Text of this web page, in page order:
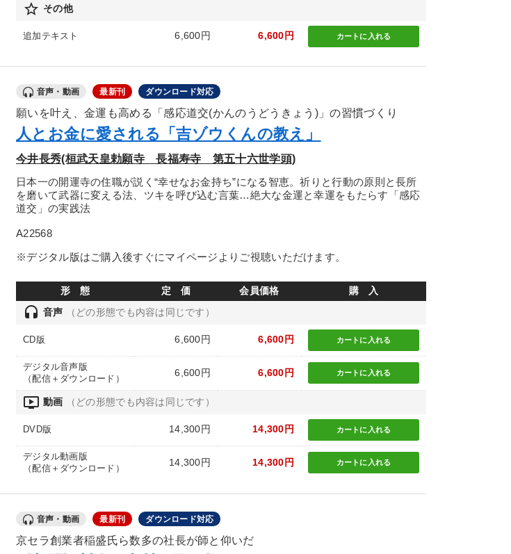
star_border その他
追加テキスト 6,600円 6,600円 カートに 入れる
音声・動画 最新刊 ダウンロード対応
願いを叶え、金運も高める「感応道交(かんのうどうきょう)」の習慣づくり
人とお金に愛される「吉ゾウくんの教え」
今井長秀(桓武天皇勅願寺 長福寿寺 第五十六世学頭)
日本一の開運寺の住職が説く“幸せなお金持ち”になる智恵。祈りと行動の原則と長所
を磨いて武器に変える法、ツキを呼び込む言葉…絶大な金運と幸運をもたらす「感応
道交」の実践法
A22568
※デジタル版はご購入後すぐにマイページよりご視聴いただけます。
形 態 定 価 会員価格 購 入
headset 音声 （どの形態でも内容は同じです）
CD版 6,600円 6,600円 カートに 入れる
デジタル音声版
（配信＋ダウンロード）
6,600円 6,600円 カートに 入れる
ondemand_video 動画 （どの形態でも内容は同じです）
DVD版 14,300円 14,300円 カートに 入れる
デジタル動画版
（配信＋ダウンロード）
14,300円 14,300円 カートに 入れる
音声・動画 最新刊 ダウンロード対応
京セラ創業者稲盛氏ら数多の社長が師と仰いだ